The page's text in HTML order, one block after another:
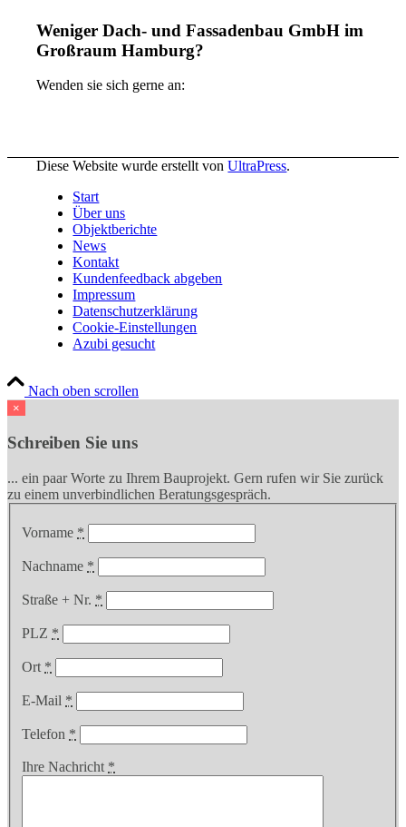
Weniger Dach- und Fassadenbau GmbH im
Großraum Hamburg?
Wenden sie sich gerne an:
Diese Website wurde erstellt vonUltraPress.
Start
Über uns
Objektberichte
News
Kontakt
Kundenfeedback abgeben
Impressum
Datenschutzerklärung
Cookie-Einstellungen
Azubi gesucht
Nach oben scrollen
×
Schreiben Sie uns
... ein paar Worte zu Ihrem Bauprojekt. Gern rufen wir Sie zurück
zu einem unverbindlichen Beratungsgespräch.
Vorname *
Nachname *
Straße + Nr. *
PLZ *
Ort *
E-Mail *
Telefon *
Ihre Nachricht *